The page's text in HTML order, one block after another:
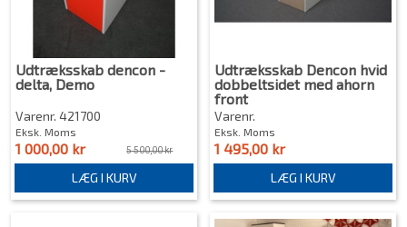
Udtræksskab dencon -
delta, Demo
Varenr. 421700
Eksk. Moms
1 000,00 kr 5 500,00 kr
LÆG I KURV
Udtræksskab Dencon hvid
dobbeltsidet med ahorn
front
Varenr.
Eksk. Moms
1 495,00 kr
LÆG I KURV